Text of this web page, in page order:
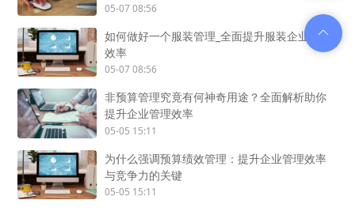
05-07 08:56
如何做好一个服装管理_全面提升服装企业管理
效率
05-07 08:56
非预算管理究竟有何神奇用途？全面解析助你
提升企业管理效率
05-05 15:11
为什么强调预算绩效管理：提升企业管理效率
与竞争力的关键
05-05 15:11